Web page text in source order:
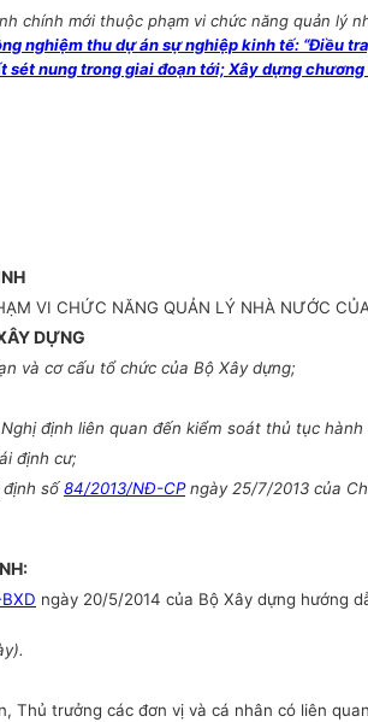
chính mới thuộc phạm vi chức năng quản lý
nghiệm thu dự án sự nghiệp kinh tế: “Điều
nung trong giai đoạn tới; Xây dựng
VI CHỨC NĂNG QUẢN LÝ NHÀ NƯỚC
DỰNG
và cơ cấu tổ chức của Bộ Xây dựng;
định liên quan đến kiểm soát thủ tục hành
định cư;
định số84/2013/NĐ-CPngày 25/7/2013 của
ngày 20/5/2014 của Bộ Xây dựng hướng
trưởng các đơn vị và cá nhân có liên